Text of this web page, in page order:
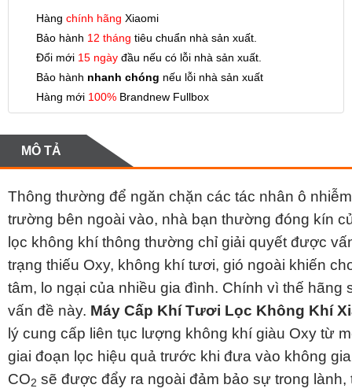
Hàng chính hãng Xiaomi
Bảo hành 12 tháng tiêu chuẩn nhà sản xuất.
Đổi mới 15 ngày đầu nếu có lỗi nhà sản xuất.
Bảo hành nhanh chóng nếu lỗi nhà sản xuất
Hàng mới 100% Brandnew Fullbox
MÔ TẢ
Thông thường để ngăn chặn các tác nhân ô
trường bên ngoài vào, nhà bạn thường đóng kín
lọc không khí thông thường chỉ giải quyết được
trạng thiếu Oxy, không khí tươi, gió ngoài khiến
tâm, lo ngại của nhiều gia đình. Chính vì thế
vấn đề này. Máy Cấp Khí Tươi Lọc Không Khí
lý cung cấp liên tục lượng không khí giàu Oxy từ
giai đoạn lọc hiệu quả trước khi đưa vào không
CO2 sẽ được đẩy ra ngoài đảm bảo sự trong